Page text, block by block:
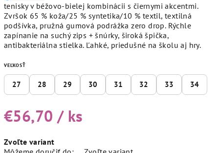
tenisky v béžovo-bielej kombinácii s čiernymi akcentmi.
Zvršok 65 % koža/25 % syntetika/10 % textil, textilná
podšívka, pružná gumová podrážka zero drop. Rýchle
zapínanie na suchý zips + šnúrky, široká špička,
antibakteriálna stielka. Ľahké, priedušné na školu aj hry.
VEĽKOSŤ
27 28 29 30 31 32 33 34
€56,70 / ks
cena:
Zvoľte variant